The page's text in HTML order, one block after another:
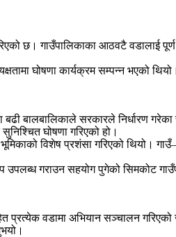
छ। गाउँपालिकाका आठवटै वडालाई
घोषणा कार्यक्रम सम्पन्न भएको
बालबालिकाले सरकारले निर्धारण
घोषणा गरिएको हो।
विशेष प्रशंसा गरिएको थियो।
गराउन सहयोग पुगेको सिमकोट
प्रत्येक वडामा अभियान सञ्चालन